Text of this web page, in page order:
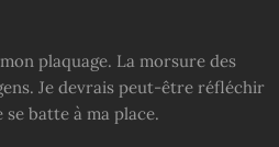
plaquage. La morsure des
Je devrais peut-être réfléchir
batte à ma place.